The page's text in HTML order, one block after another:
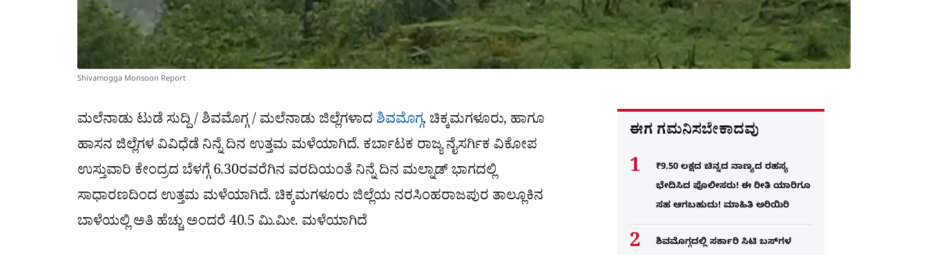
Shivamogga Monsoon Report
ಮಲೆನಾಡು ಟುಡೆ ಸುದ್ದಿ / ಶಿವಮೊಗ್ಗ / ಮಲೆನಾಡು ಜಿಲ್ಲೆಗಳಾದ ಶಿವಮೊಗ್ಗ, ಚಿಕ್ಕಮಗಳೂರು, ಹಾಗೂ
ಹಾಸನ ಜಿಲ್ಲೆಗಳ ವಿವಿಧೆಡೆ ನಿನ್ನೆ ದಿನ ಉತ್ತಮ ಮಳೆಯಾಗಿದೆ. ಕರ್ಬಾಟಕ ರಾಜ್ಯ ನೈಸರ್ಗಿಕ ವಿಕೋಪ
ಉಸ್ತುವಾರಿ ಕೇಂದ್ರದ ಬೆಳಗ್ಗೆ 6.30ರವರೆಗಿನ ವರದಿಯಂತೆ ನಿನ್ನೆ ದಿನ ಮಲ್ನಾಡ್ ಭಾಗದಲ್ಲಿ
ಸಾಧಾರಣದಿಂದ ಉತ್ತಮ ಮಳೆಯಾಗಿದೆ. ಚಿಕ್ಕಮಗಳೂರು ಜಿಲ್ಲೆಯ ನರಸಿಂಹರಾಜಪುರ ತಾಲ್ಲೂಕಿನ
ಬಾಳೆಯಲ್ಲಿ ಅತಿ ಹೆಚ್ಚು ಅಂದರೆ 40.5 ಮಿ.ಮೀ. ಮಳೆಯಾಗಿದೆ
ಈಗ ಗಮನಿಸಬೇಕಾದವು
₹9.50 ಲಕ್ಷದ ಚಿನ್ನದ ನಾಣ್ಯದ ರಹಸ್ಯ
ಭೇದಿಸಿದ ಪೊಲೀಸರು! ಈ ರೀತಿ ಯಾರಿಗೂ
ಸಹ ಆಗಬಹುದು! ಮಾಹಿತಿ ಅರಿಯಿರಿ
ಶಿವಮೊಗ್ಗದಲ್ಲಿ ಸರ್ಕಾರಿ ಸಿಟಿ ಬಸ್​ಗಳ